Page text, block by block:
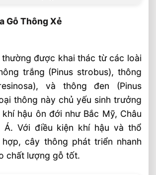
gỗ thông xẻ tại SHT
Liên Quan
Sàn Gỗ Lim Nam Phi 18x90x600
Đan Phượng
Tự Nhiên Và Quy Trình Sản Xuất
2026
Am Và Tác Dụng Tuyệt Vời Của
Gỗ Thông Xẻ
được khai thác từ các loài
trắng (Pinus strobus), thông
và thông đen (Pinus
thông này chủ yếu sinh trưởng
hậu ôn đới như Bắc Mỹ, Châu
Với điều kiện khí hậu và thổ
cây thông phát triển nhanh
chất lượng gỗ tốt.